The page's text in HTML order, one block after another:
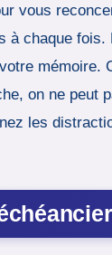
vous
à chaque
mémoire.
on ne peut
les